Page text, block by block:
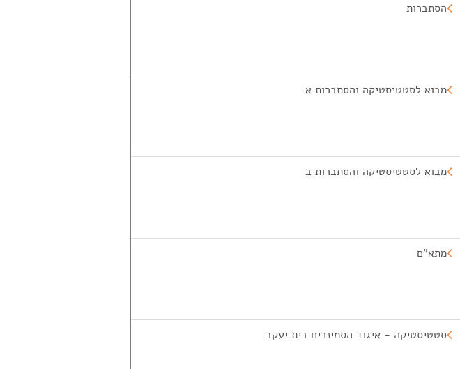
הסתברות
מבוא לסטטיסטיקה והסתברות א
מבוא לסטטיסטיקה והסתברות ב
מתא"ם
סטטיסטיקה - איגוד הסמינרים בית יעקב